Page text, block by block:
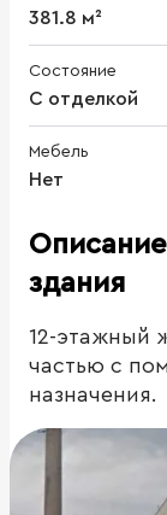
381.8 м²
Состояние
С отделкой
Мебель
Нет
Описание
здания
12-этажный
частью с
назначения.